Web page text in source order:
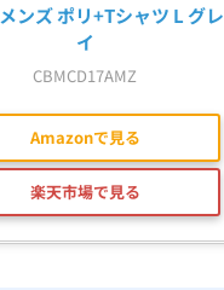
ンズ ポリ+Tシャツ L グレ
イ
CBMCD17AMZ
Amazonで見る
楽天市場で見る